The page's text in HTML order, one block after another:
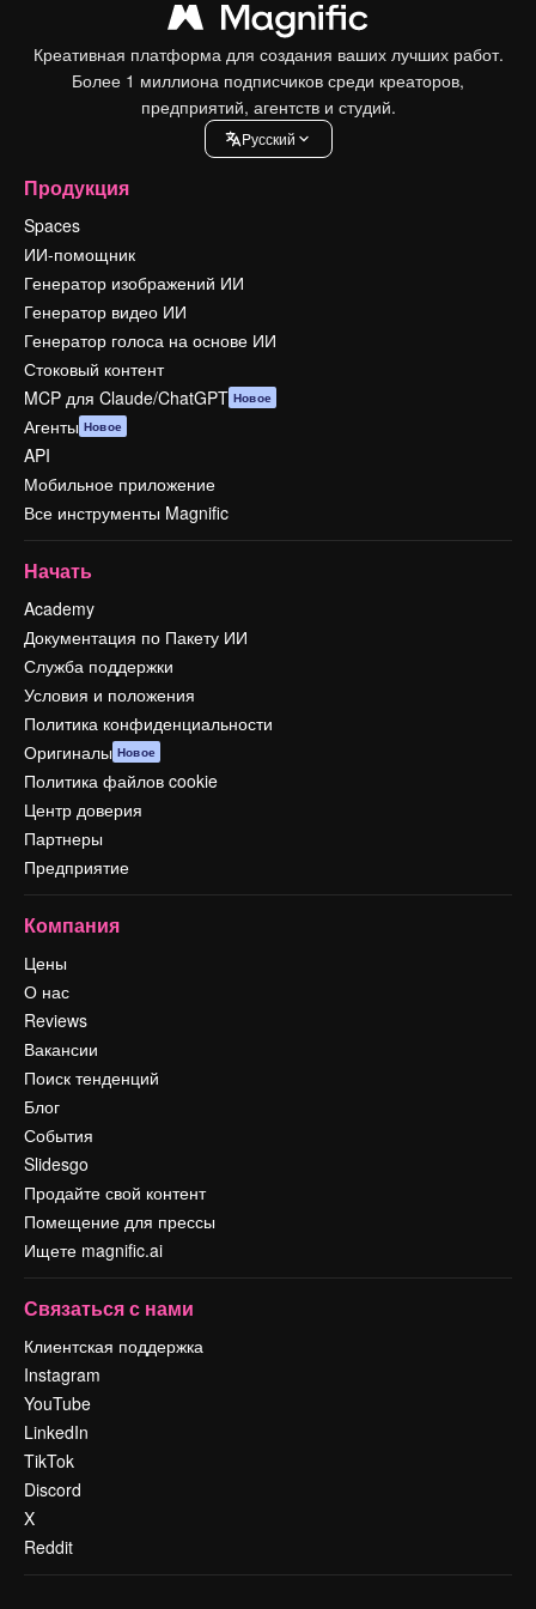
Креативная платформа для создания ваших лучших работ.
Более 1 миллиона подписчиков среди креаторов,
предприятий, агентств и студий.
Pусский
Продукция
Spaces
ИИ-помощник
Генератор изображений ИИ
Генератор видео ИИ
Генератор голоса на основе ИИ
Стоковый контент
MCP для Claude/ChatGPT Новое
Агенты Новое
API
Мобильное приложение
Все инструменты Magnific
Начать
Academy
Документация по Пакету ИИ
Служба поддержки
Условия и положения
Политика конфиденциальности
Оригиналы Новое
Политика файлов cookie
Центр доверия
Партнеры
Предприятие
Компания
Цены
О нас
Reviews
Вакансии
Поиск тенденций
Блог
События
Slidesgo
Продайте свой контент
Помещение для прессы
Ищете magnific.ai
Связаться с нами
Клиентская поддержка
Instagram
YouTube
LinkedIn
TikTok
Discord
X
Reddit